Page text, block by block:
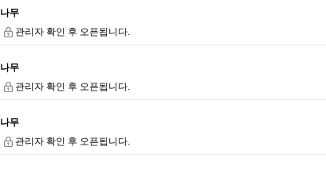
나무
관리자 확인 후 오픈됩니다.
나무
관리자 확인 후 오픈됩니다.
나무
관리자 확인 후 오픈됩니다.